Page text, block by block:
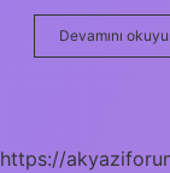
Devamını
https://